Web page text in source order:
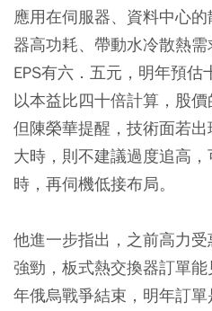
應用在伺服器、資料中心
器高功耗、帶動水冷散熱
EPS有六．五元，明年預
以本益比四十倍計算，股價
但陳榮華提醒，技術面若
大時，則不建議過度追高
時，再伺機低接布局。
他進一步指出，之前高力
強勁，板式熱交換器訂單
年俄烏戰爭結束，明年訂單